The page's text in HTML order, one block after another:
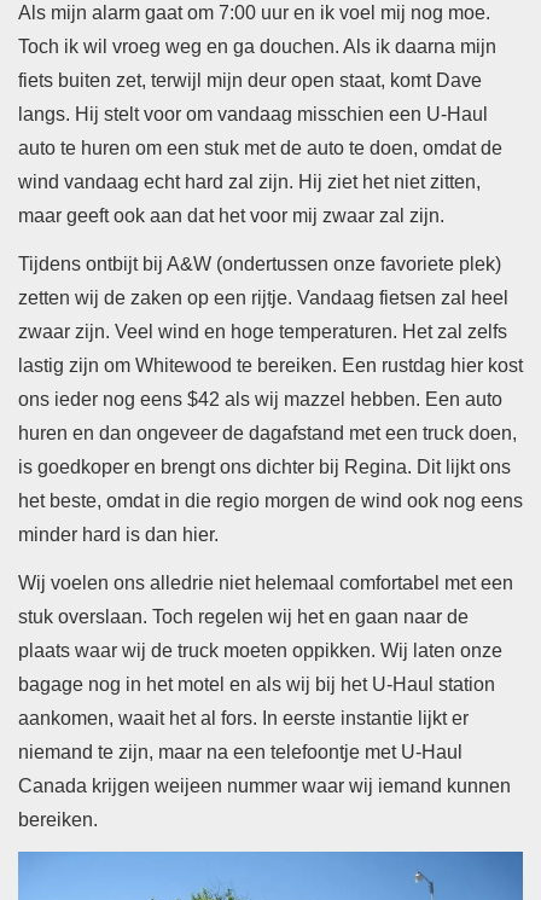
Als mijn alarm gaat om 7:00 uur en ik voel mij nog moe.
Toch ik wil vroeg weg en ga douchen. Als ik daarna mijn
fiets buiten zet, terwijl mijn deur open staat, komt Dave
langs. Hij stelt voor om vandaag misschien een U-Haul
auto te huren om een stuk met de auto te doen, omdat de
wind vandaag echt hard zal zijn. Hij ziet het niet zitten,
maar geeft ook aan dat het voor mij zwaar zal zijn.
Tijdens ontbijt bij A&W (ondertussen onze favoriete plek)
zetten wij de zaken op een rijtje. Vandaag fietsen zal heel
zwaar zijn. Veel wind en hoge temperaturen. Het zal zelfs
lastig zijn om Whitewood te bereiken. Een rustdag hier kost
ons ieder nog eens $42 als wij mazzel hebben. Een auto
huren en dan ongeveer de dagafstand met een truck doen,
is goedkoper en brengt ons dichter bij Regina. Dit lijkt ons
het beste, omdat in die regio morgen de wind ook nog eens
minder hard is dan hier.
Wij voelen ons alledrie niet helemaal comfortabel met een
stuk overslaan. Toch regelen wij het en gaan naar de
plaats waar wij de truck moeten oppikken. Wij laten onze
bagage nog in het motel en als wij bij het U-Haul station
aankomen, waait het al fors. In eerste instantie lijkt er
niemand te zijn, maar na een telefoontje met U-Haul
Canada krijgen weijeen nummer waar wij iemand kunnen
bereiken.